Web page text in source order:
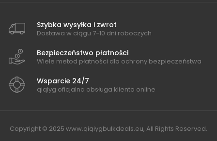
Szybka wysyłka i zwrot
Dostawa w ciągu 7-10 dni roboczych
Bezpieczeństwo płatności
Wiele metod płatności dla ochrony bezpieczeństwa
Wsparcie 24/7
qiqiyg oficjalna obsługa klienta online
Copyright © 2025 www.qiqiygbulkdeals.eu, All Rights Reserved.